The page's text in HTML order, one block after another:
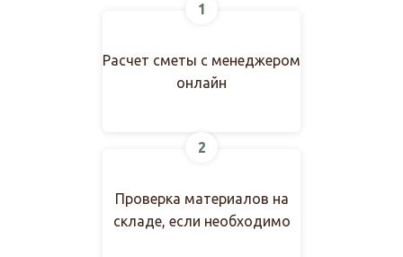
1
Расчет сметы с менеджером
онлайн
2
Проверка материалов на
складе, если необходимо